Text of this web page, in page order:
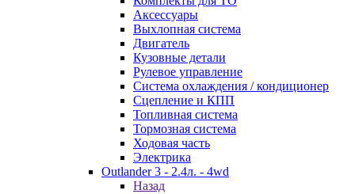
Аксессуары
Выхлопная система
Двигатель
Кузовные детали
Рулевое управление
Система охлаждения / кондиционер
Сцепление и КПП
Топливная система
Тормозная система
Ходовая часть
Электрика
Outlander 3 - 2.4л. - 4wd
Назад